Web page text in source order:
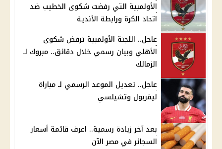
الأولمبية التي رفضت شكوى الخطيب ضد
اتحاد الكرة ورابطة الأندية
عاجل.. اللجنة الأولمبية ترفض شكوى
الأهلي وبيان رسمي خلال دقائق.. مبروك لـ
الزمالك
عاجل.. تعديل الموعد الرسمي لـ مباراة
ليفربول وتشيلسي
بعد آخر زيادة رسمية.. اعرف قائمة أسعار
السجائر في مصر الآن